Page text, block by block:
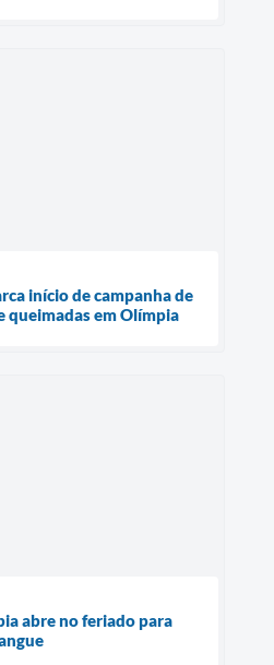
início de campanha de
queimadas em Olímpia
abre no feriado para